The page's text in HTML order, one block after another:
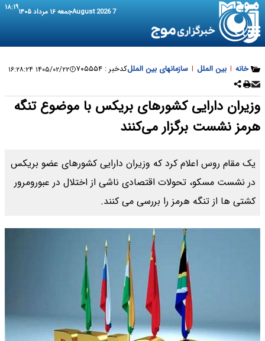
7 August 2026 جمعه ۱۶ مرداد ۱۴۰۵ ۱۸:۱۹
خانه | بین الملل | سازمانهای بین المللکدخبر : ۷۰۵۵۵۴ ۱۴۰۵/۰۲/۲۲ ۱۶:۲۸:۲۴
وزیران دارایی کشورهای بریکس با موضوع تنگه
هرمز نشست برگزار می‌کنند
یک مقام روس اعلام کرد که وزیران دارایی کشورهای عضو بریکس
در نشست مسکو، تحولات اقتصادی ناشی از اختلال در عبورومرور
کشتی ها از تنگه هرمز را بررسی می کنند.